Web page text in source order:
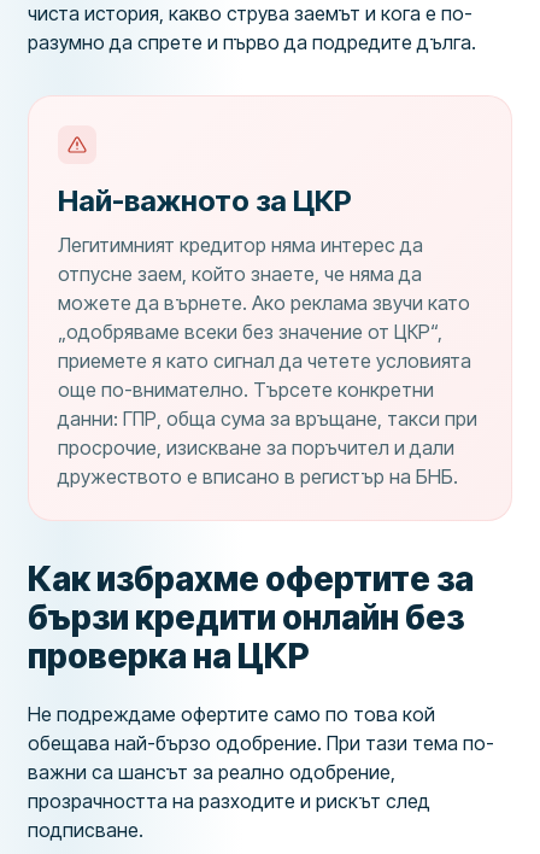
чиста история, какво струва заемът и кога е по-
разумно да спрете и първо да подредите дълга.
Най-важното за ЦКР
Легитимният кредитор няма интерес да
отпусне заем, който знаете, че няма да
можете да върнете. Ако реклама звучи като
„одобряваме всеки без значение от ЦКР“,
приемете я като сигнал да четете условията
още по-внимателно. Търсете конкретни
данни: ГПР, обща сума за връщане, такси при
просрочие, изискване за поръчител и дали
дружеството е вписано в регистър на БНБ.
Как избрахме офертите за
бързи кредити онлайн без
проверка на ЦКР
Не подреждаме офертите само по това кой
обещава най-бързо одобрение. При тази тема по-
важни са шансът за реално одобрение,
прозрачността на разходите и рискът след
подписване.